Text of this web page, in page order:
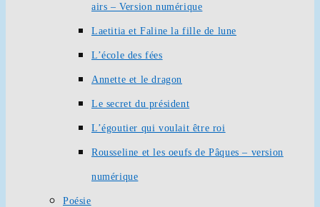
airs – Version numérique
Laetitia et Faline la fille de lune
L’école des fées
Annette et le dragon
Le secret du président
L’égoutier qui voulait être roi
Rousseline et les oeufs de Pâques – version
numérique
Poésie